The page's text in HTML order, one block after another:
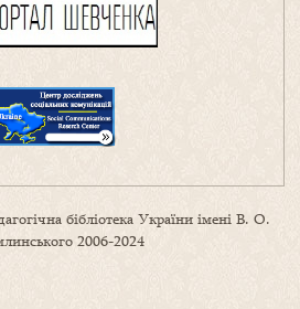
бібліотека України імені В. О.
2006-2024